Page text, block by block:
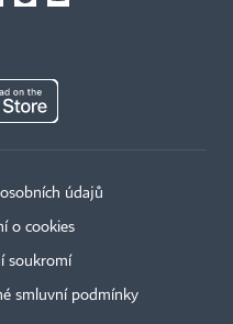
údajů
o cookies
soukromí
smluvní podmínky